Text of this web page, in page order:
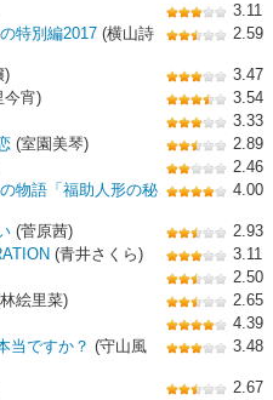
3.11
特別編2017 (横山詩
2.59
)
3.47
今宵)
3.54
3.33
(室園美琴)
2.89
2.46
物語「福助人形の秘
4.00
(菅原茜)
2.93
(青井さくら)
3.11
2.50
絵里菜)
2.65
4.39
当ですか？ (守山風
3.48
2.67